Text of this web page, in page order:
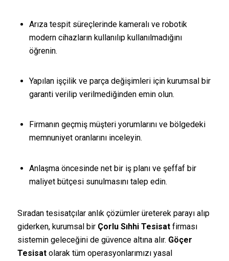
Arıza tespit süreçlerinde kameralı ve robotik
modern cihazların kullanılıp kullanılmadığını
öğrenin.
Yapılan işçilik ve parça değişimleri için kurumsal bir
garanti verilip verilmediğinden emin olun.
Firmanın geçmiş müşteri yorumlarını ve bölgedeki
memnuniyet oranlarını inceleyin.
Anlaşma öncesinde net bir iş planı ve şeffaf bir
maliyet bütçesi sunulmasını talep edin.
Sıradan tesisatçılar anlık çözümler üreterek parayı alıp
giderken, kurumsal bir Çorlu Sıhhi Tesisatfirması
sistemin geleceğini de güvence altına alır. Göçer
Tesisatolarak tüm operasyonlarımızı yasal